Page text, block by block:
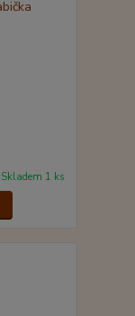
Skladem 1 ks